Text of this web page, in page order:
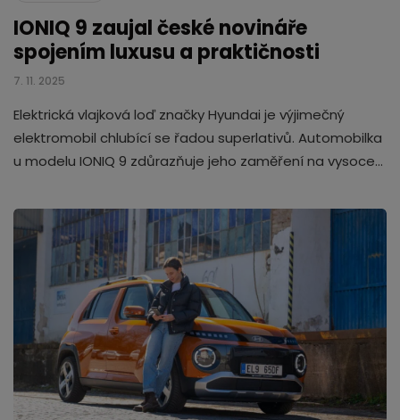
IONIQ 9 zaujal české novináře
spojením luxusu a praktičnosti
7. 11. 2025
Elektrická vlajková loď značky Hyundai je výjimečný
elektromobil chlubící se řadou superlativů. Automobilka
u modelu IONIQ 9 zdůrazňuje jeho zaměření na vysoce…